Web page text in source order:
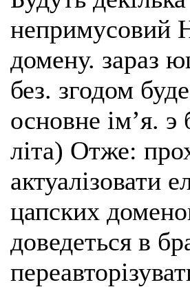
непримусовий
домену. зараз
без. згодом
основне імʼя.
літа) Отже:
актуалізовати
цапских
доведеться в